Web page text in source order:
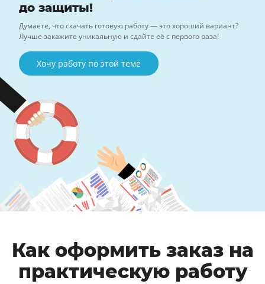
до защиты!
Думаете, что скачать готовую работу — это хороший вариант?
Лучше закажите уникальную и сдайте её с первого раза!
Хочу работу по этой теме
Как оформить заказ на
практическую работу